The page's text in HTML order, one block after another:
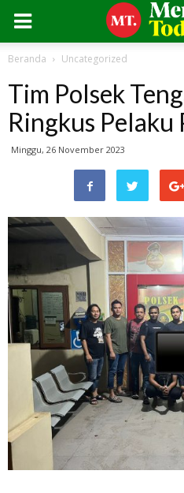
Beranda Uncategorized
Tim Polsek
Ringkus Pelaku
Minggu, 26 November 2023